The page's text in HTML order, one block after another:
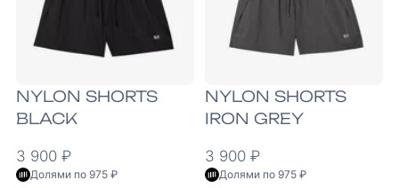
NYLON SHORTS
BLACK
3 900 ₽
Долями по 975 ₽
NYLON SHORTS
IRON GREY
3 900 ₽
Долями по 975 ₽